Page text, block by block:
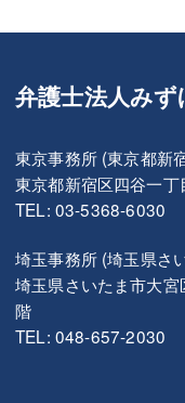
弁護士法人み
東京事務所 (東京都新
東京都新宿区四谷一
TEL: 03-5368-6030
埼玉事務所 (埼玉県さ
埼玉県さいたま市大
階
TEL: 048-657-2030